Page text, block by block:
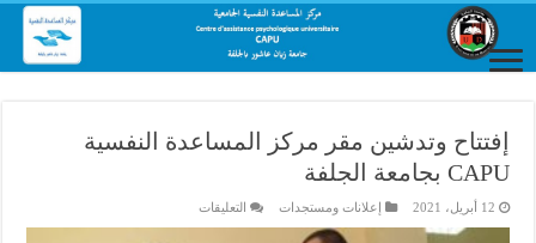
إفتتاح وتدشين مقر مركز المساعدة النفسية
CAPU بجامعة الجلفة
12 أبريل، 2021 إعلانات ومستجدات التعليقات